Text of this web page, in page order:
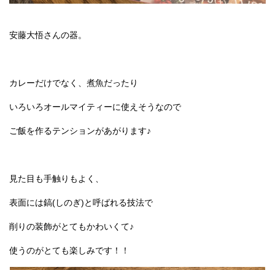
安藤大悟さんの器。
カレーだけでなく、煮魚だったり
いろいろオールマイティーに使えそうなので
ご飯を作るテンションがあがります♪
見た目も手触りもよく、
表面には鎬(しのぎ)と呼ばれる技法で
削りの装飾がとてもかわいくて♪
使うのがとても楽しみです！！